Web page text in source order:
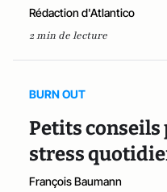
Rédaction d'Atlantico
2 min de lecture
BURN OUT
Petits conseils
stress
François Baumann